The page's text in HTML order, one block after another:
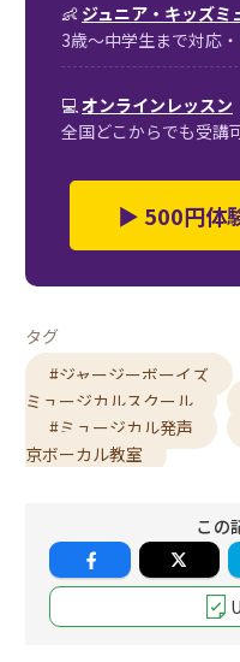
👶 ジュニア・キッズミ
3歳〜中学生まで対応
💻オンラインレッスン
全国どこからでも受講
▶ 500円体
タグ
#ジャージーボーイズ
ミュージカルスクール
#ミュージカル発声
京ボーカル教室
この